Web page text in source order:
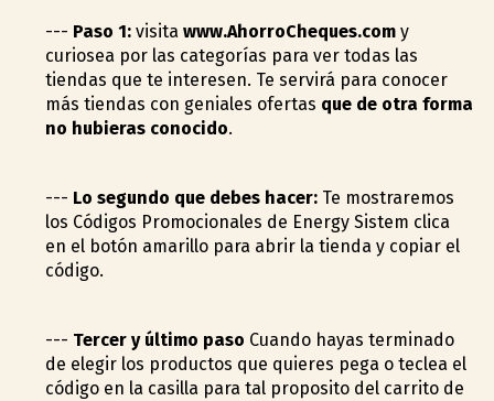
--- Paso 1:visita www.AhorroCheques.comy
curiosea por las categorías para ver todas las
tiendas que te interesen. Te servirá para conocer
más tiendas con geniales ofertas que de otra forma
no hubieras conocido.
--- Lo segundo que debes hacer:Te mostraremos
los Códigos Promocionales de Energy Sistem clica
en el botón amarillo para abrir la tienda y copiar el
código.
--- Tercer y último paso Cuando hayas terminado
de elegir los productos que quieres pega o teclea el
código en la casilla para tal proposito del carrito de